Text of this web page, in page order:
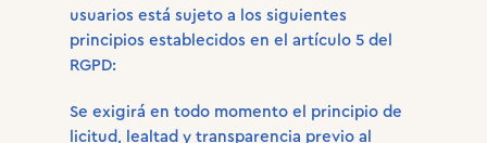
usuarios está sujeto a los siguientes
principios establecidos en el artículo 5 del
RGPD:
Se exigirá en todo momento el principio de
licitud, lealtad y transparencia previo al